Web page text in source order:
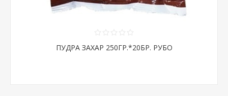
ПУДРА ЗАХАР 250ГР.*20БР. РУБО